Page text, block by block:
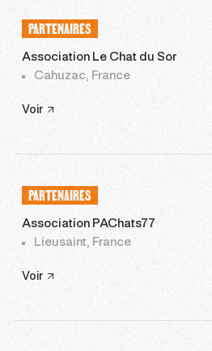
PARTENAIRES
Association Le Chat du Sor
Cahuzac, France
Voir
PARTENAIRES
Association PAChats77
Lieusaint, France
Voir